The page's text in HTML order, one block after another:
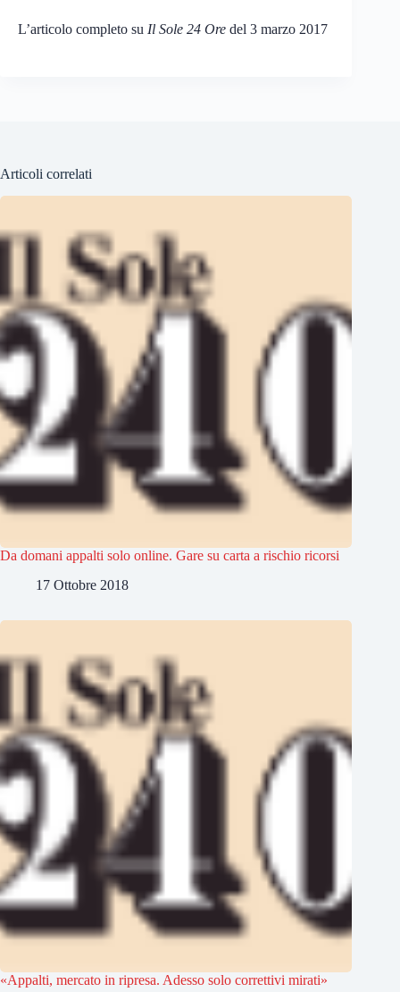
L’articolo completo su Il Sole 24 Ore del 3 marzo 2017
Articoli correlati
Da domani appalti solo online. Gare su carta a rischio ricorsi
17 Ottobre 2018
«Appalti, mercato in ripresa. Adesso solo correttivi mirati»